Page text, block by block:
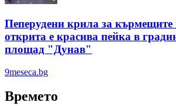
Пеперудени крила за кърмещите
открита е красива пейка в
площад "Дунав"
9meseca.bg
Времето